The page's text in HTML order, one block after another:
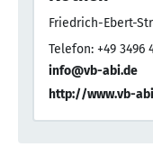
Friedrich-Ebert-
Telefon: +49 3496
info@vb-abi.de
http://www.vb-